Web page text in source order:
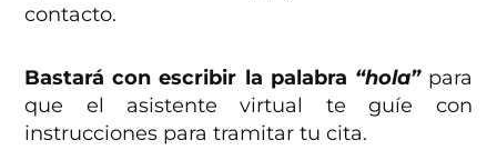
contacto.
Bastará con escribir la palabra “hola” para
que el asistente virtual te guíe con
instrucciones para tramitar tu cita.